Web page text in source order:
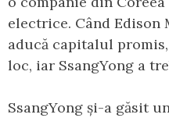
electrice. Când Edison
aducă capitalul
loc, iar SsangYong a
SsangYong și-a găsit